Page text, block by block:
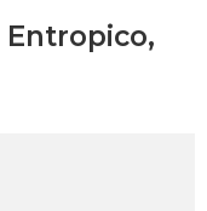
Entropico,